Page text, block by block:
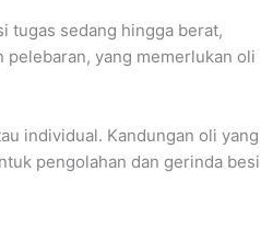
tugas sedang hingga berat,
yang memerlukan oli
individual. Kandungan oli yang
pengolahan dan gerinda besi